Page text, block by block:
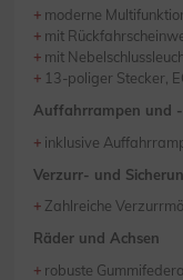
moderne
mit
mit
13-poliger Stecker,
Auffahrrampen und -
inklusive
Verzurr- und
Zahlreiche
Räder und Achsen
robuste